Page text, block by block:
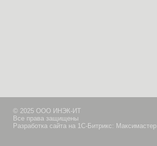
© 2025 ООО ИНЭК-ИТ
Все права защищены
Разработка сайта на 1С-Битрикс: Максимастер